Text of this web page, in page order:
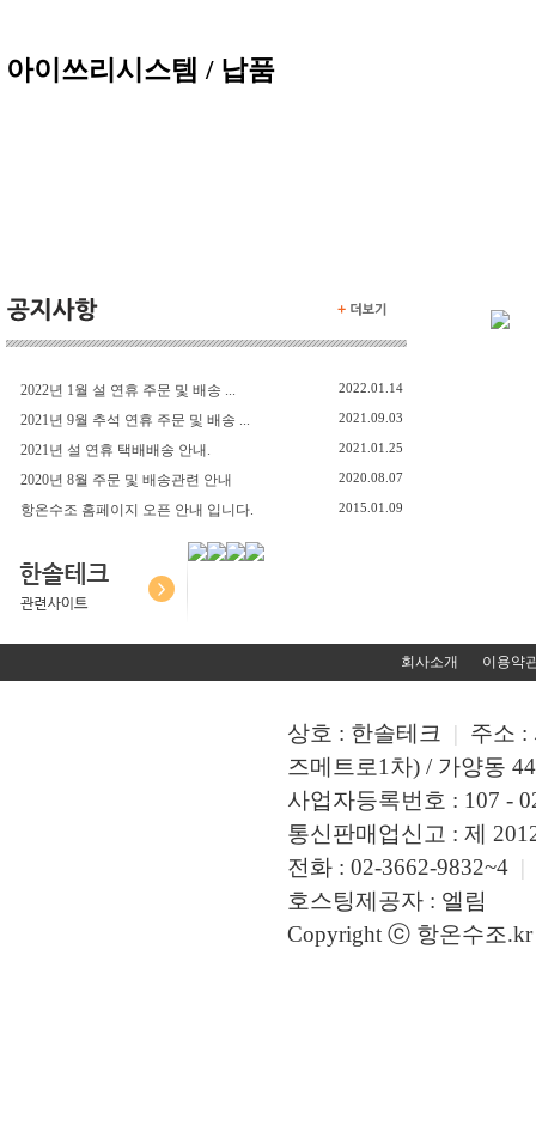
아이쓰리시스템 / 납품
2022년 1월 설 연휴 주문 및 배송 ... 2022.01.14
2021년 9월 추석 연휴 주문 및 배송 ... 2021.09.03
2021년 설 연휴 택배배송 안내. 2021.01.25
2020년 8월 주문 및 배송관련 안내 2020.08.07
항온수조 홈페이지 오픈 안내 입니다. 2015.01.09
회사소개 이용약
상호 : 한솔테크 |
주소 :
즈메트로1차) / 가양동
사업자등록번호 : 107 -
통신판매업신고 : 제
전화 : 02-3662-9832~4 |
호스팅제공자 : 엘림
Copyright ⓒ 항온수조